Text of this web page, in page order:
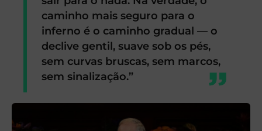
caminho mais seguro para o
inferno é o caminho gradual — o
declive gentil, suave sob os pés,
sem curvas bruscas, sem marcos,
sem sinalização.”